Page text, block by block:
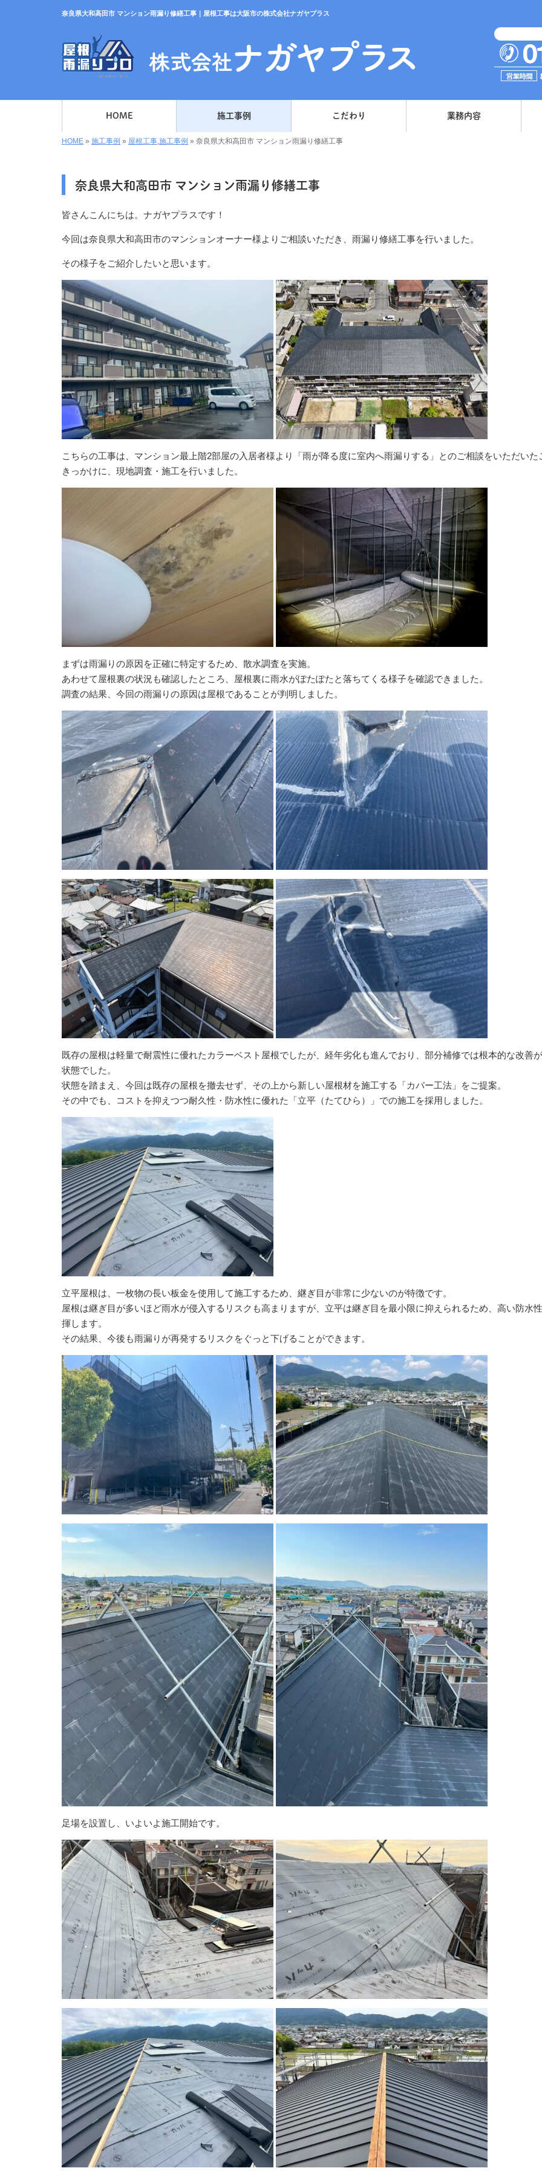
奈良県大和高田市 マンション雨漏り修繕工事｜屋根工事は大阪市の株式会社ナガヤプラス
HOME 施工事例 こだわり 業務内容
HOME » 施工事例 » 屋根工事,施工事例 » 奈良県大和高田市 マンション雨漏り修繕工事
奈良県大和高田市 マンション雨漏り修繕工事
皆さんこんにちは。ナガヤプラスです！
今回は奈良県大和高田市のマンションオーナー様よりご相談いただき、雨漏り修繕工事を行いました。
その様子をご紹介したいと思います。
こちらの工事は、マンション最上階2部屋の入居者様より「雨が降る度に室内へ雨漏りする」とのご相談をいただいた
きっかけに、現地調査・施工を行いました。
まずは雨漏りの原因を正確に特定するため、散水調査を実施。
あわせて屋根裏の状況も確認したところ、屋根裏に雨水がぽたぽたと落ちてくる様子を確認できました。
調査の結果、今回の雨漏りの原因は屋根であることが判明しました。
既存の屋根は軽量で耐震性に優れたカラーベスト屋根でしたが、経年劣化も進んでおり、部分補修では根本的な改善
状態でした。
状態を踏まえ、今回は既存の屋根を撤去せず、その上から新しい屋根材を施工する「カバー工法」をご提案。
その中でも、コストを抑えつつ耐久性・防水性に優れた「立平（たてひら）」での施工を採用しました。
立平屋根は、一枚物の長い板金を使用して施工するため、継ぎ目が非常に少ないのが特徴です。
屋根は継ぎ目が多いほど雨水が侵入するリスクも高まりますが、立平は継ぎ目を最小限に抑えられるため、高い防水
揮します。
その結果、今後も雨漏りが再発するリスクをぐっと下げることができます。
足場を設置し、いよいよ施工開始です。